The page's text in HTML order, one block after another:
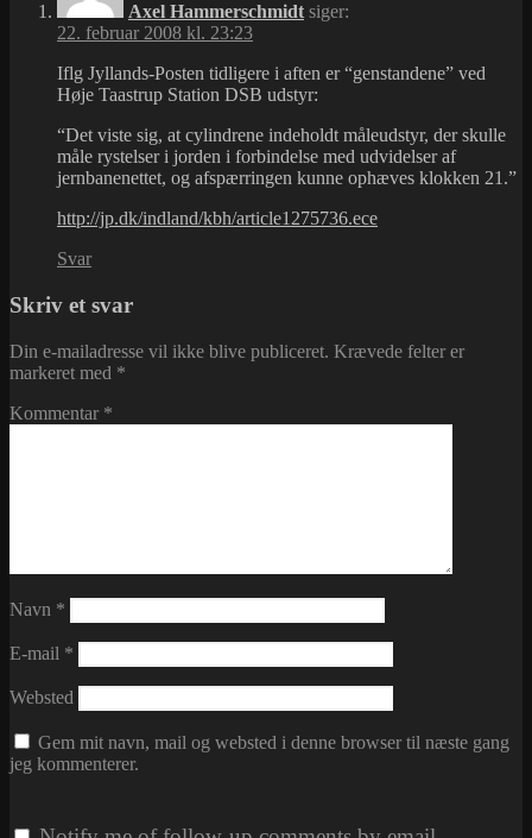
Axel Hammerschmidt siger:
22. februar 2008 kl. 23:23
Iflg Jyllands-Posten tidligere i aften er “genstandene” ved
Høje Taastrup Station DSB udstyr:
“Det viste sig, at cylindrene indeholdt måleudstyr, der skulle
måle rystelser i jorden i forbindelse med udvidelser af
jernbanenettet, og afspærringen kunne ophæves klokken 21.”
http://jp.dk/indland/kbh/article1275736.ece
Svar
Skriv et svar
Din e-mailadresse vil ikke blive publiceret. Krævede felter er
markeret med *
Kommentar *
Navn *
E-mail *
Websted
Gem mit navn, mail og websted i denne browser til næste gang
jeg kommenterer.